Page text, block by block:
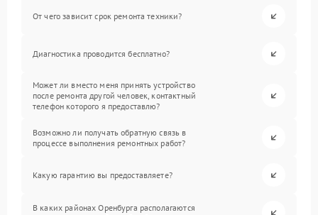
От чего зависит срок ремонта техники?
Диагностика проводится бесплатно?
Может ли вместо меня принять устройство
после ремонта другой человек, контактный
телефон которого я предоставлю?
Возможно ли получать обратную связь в
процессе выполнения ремонтных работ?
Какую гарантию вы предоставляете?
В каких районах Оренбурга располагаются